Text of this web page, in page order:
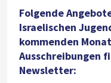
Folgende
Israelischen
kommenden
Ausschreibungen
Newsletter: